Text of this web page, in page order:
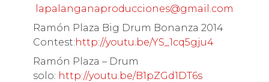
lapalanganaproducciones@gmail.com
Ramón Plaza Big Drum Bonanza 2014
Contest:http://youtu.be/YS_ 1cq5gju4
Ramón Plaza – Drum
solo: http://youtu.be/B1pZGd1DT6s